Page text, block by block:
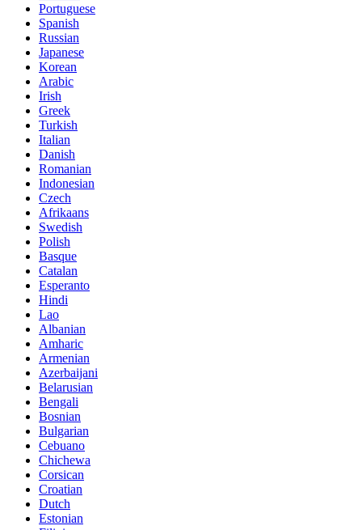
Portuguese
Spanish
Russian
Japanese
Korean
Arabic
Irish
Greek
Turkish
Italian
Danish
Romanian
Indonesian
Czech
Afrikaans
Swedish
Polish
Basque
Catalan
Esperanto
Hindi
Lao
Albanian
Amharic
Armenian
Azerbaijani
Belarusian
Bengali
Bosnian
Bulgarian
Cebuano
Chichewa
Corsican
Croatian
Dutch
Estonian